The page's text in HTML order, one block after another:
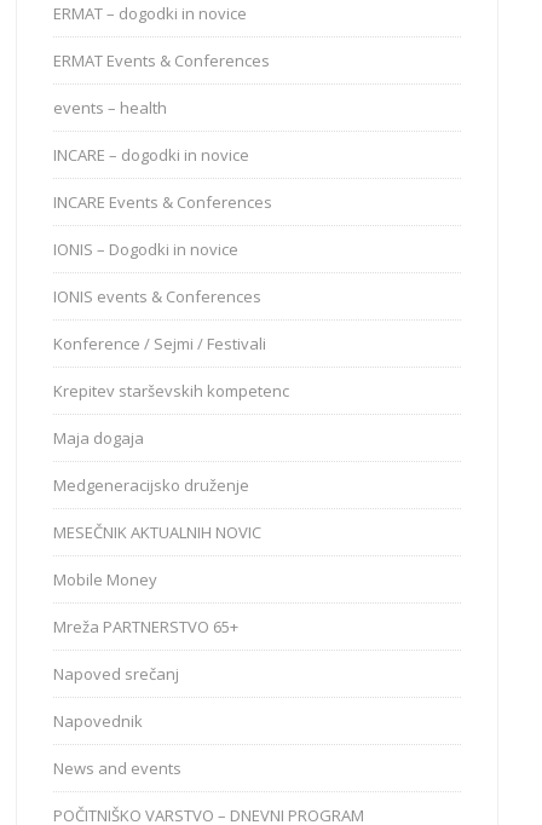
ERMAT – dogodki in novice
ERMAT Events & Conferences
events – health
INCARE – dogodki in novice
INCARE Events & Conferences
IONIS – Dogodki in novice
IONIS events & Conferences
Konference / Sejmi / Festivali
Krepitev starševskih kompetenc
Maja dogaja
Medgeneracijsko druženje
MESEČNIK AKTUALNIH NOVIC
Mobile Money
Mreža PARTNERSTVO 65+
Napoved srečanj
Napovednik
News and events
POČITNIŠKO VARSTVO – DNEVNI PROGRAM